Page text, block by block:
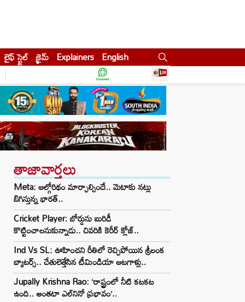
లైఫ్ స్టైల్ క్రైమ్ Explainers English
తాజావార్తలు
Meta: ఆల్గోరిథం మార్చాల్సిందే.. మెటాకు నట్లు
బిగిస్తున్న భారత్..
Cricket Player: బోర్డును బురిడీ
కొట్టించాలనుకున్నాడు.. చివరికి కెరీర్ క్లోజ్..
Ind Vs SL: ఊహించని రీతిలో రెచ్చిపోయిన శ్రీలంక
బ్యాటర్స్.. చేతులెత్తేసిన టీమిండియా ఆటగాళ్లు..
Jupally Krishna Rao: ‘రాష్ట్రంలో నీటి కటకట
ఉంది.. అంతటా ఎల్‌నినో ప్రభావం’..